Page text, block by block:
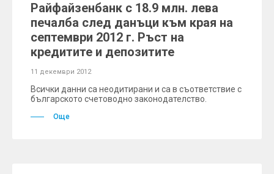
Райфайзенбанк с 18.9 млн. лева
печалба след данъци към края на
септември 2012 г. Ръст на
кредитите и депозитите
11 декември 2012
Всички данни са неодитирани и са в съответствие с
българското счетоводно законодателство.
Още